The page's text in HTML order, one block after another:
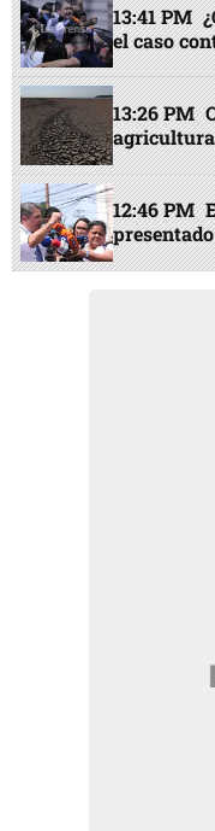
13:41 PM
el caso
13:26 PM
12:46 PM